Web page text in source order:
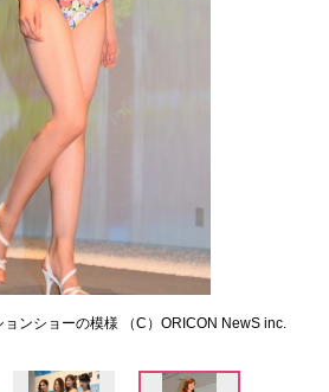
ンショーの模様 （C）ORICON NewS inc.